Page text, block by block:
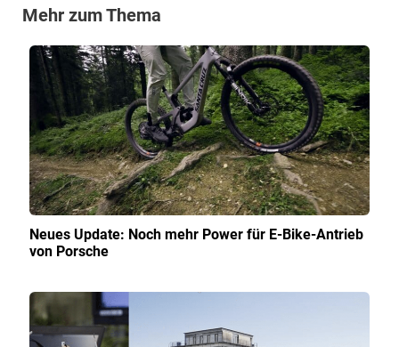
Mehr zum Thema
Neues Update: Noch mehr Power für E-Bike-Antrieb
von Porsche